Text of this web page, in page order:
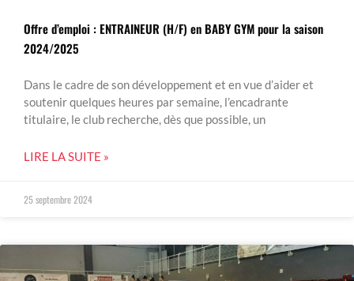
Offre d’emploi : ENTRAINEUR (H/F) en BABY GYM pour la saison
2024/2025
Dans le cadre de son développement et en vue d’aider et
soutenir quelques heures par semaine, l’encadrante
titulaire, le club recherche, dès que possible, un
LIRE LA SUITE »
25 septembre 2024